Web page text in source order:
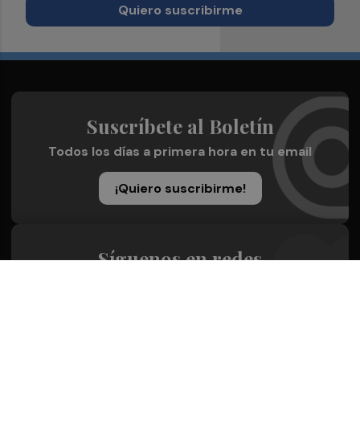
Quiero suscribirme
Suscríbete al Boletín
Todos los días a primera hora en tu email
¡Quiero suscribirme!
Síguenos en redes